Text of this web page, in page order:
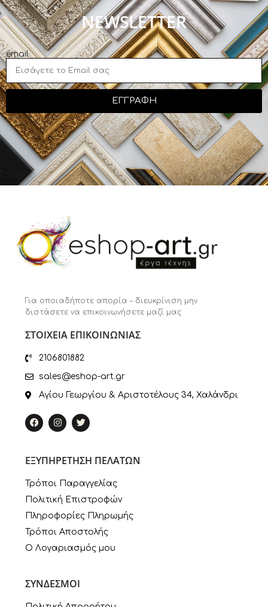
NEWSLETTER
email
ΕΓΓΡΑΦΗ
Για οποιαδήποτε απορία – διευκρίνιση μην
διστάσετε να επικοινωνήσετε μαζί μας
ΣΤΟΙΧΕΙΑ ΕΠΙΚΟΙΝΩΝΙΑΣ
2106801882
sales@eshop-art.gr
Αγίου Γεωργίου & Αριστοτέλους 34, Χαλάνδρι
ΕΞΥΠΗΡΕΤΗΣΗ ΠΕΛΑΤΩΝ
Τρόποι Παραγγελίας
Πολιτική Επιστροφών
Πληροφορίες Πληρωμής
Τρόποι Αποστολής
Ο Λογαριασμός μου
ΣΥΝΔΕΣΜΟΙ